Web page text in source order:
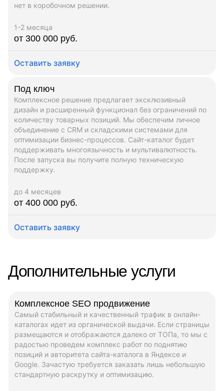
нет в коробочном решении.
1-2 месяца
от 300 000 руб.
Оставить заявку
Под ключ
Комплексное решение предлагает эксклюзивный
дизайн и расширенный функционал без ограничений по
количеству товарных позиций. Мы обеспечим личное
объединение с CRM и складскими системами для
оптимизации бизнес-процессов. Сайт-каталог будет
поддерживать многоязычность и мультивалютность.
После запуска вы получите полную техническую
поддержку.
до 4 месяцев
от 400 000 руб.
Оставить заявку
Дополнительные услуги
Комплексное SEO продвижение
Самый стабильный и качественный трафик в онлайн-
каталогах идет из органической выдачи. Если страницы
размещаются и отображаются далеко от ТОПа, то мы с
радостью проведем комплекс работ по поднятию
позиций и авторитета сайта-каталога в Яндексе и
Google. Зачастую требуется заказать лишь небольшую
стандартную раскрутку и оптимизацию.